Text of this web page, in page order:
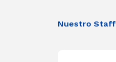
Nuestro Staff